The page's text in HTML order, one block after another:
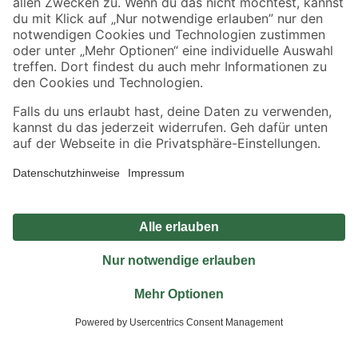
Jetzt die toom-App herunterladen
Alle Preisangaben in EUR inkl. gesetzl. MwSt.. Die dargestellten Angebote sind unter
Umständen nicht in allen Märkten verfügbar. Die angegebenen Verfügbarkeiten beziehen
Produkte nur solange der Vorrat reicht.
*Paketversand ab 59 € versandkostenfrei, gilt nicht für Artikel mit Speditionsversand, hier
Privatsphäre Impressum
Nutzungsbedingungen
Widerrufsrecht
Vertrag widerrufen
© 2026 toom Baumarkt GmbH